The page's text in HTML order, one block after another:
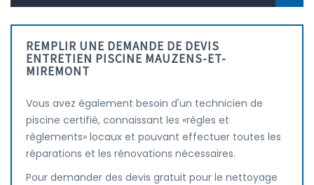
REMPLIR UNE DEMANDE DE DEVIS
ENTRETIEN PISCINE MAUZENS-ET-
MIREMONT
Vous avez également besoin d'un technicien de
piscine certifié, connaissant les «règles et
règlements» locaux et pouvant effectuer toutes les
réparations et les rénovations nécessaires.
Pour demander des devis gratuit pour le nettoyage